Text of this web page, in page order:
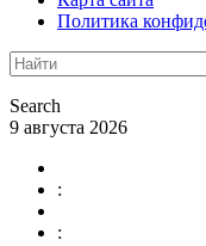
Политика
Search
9 августа 2026
:
: